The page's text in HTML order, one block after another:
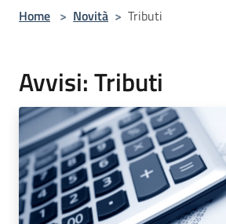
Home > Novità > Tributi
Avvisi: Tributi